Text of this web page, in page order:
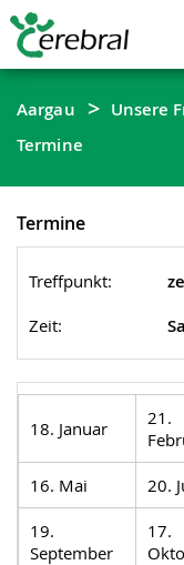
Aargau Unsere
Termine
Termine
Treffpunkt:
Zeit:
18. Januar
21.
16. Mai 20.
19.
September
17.